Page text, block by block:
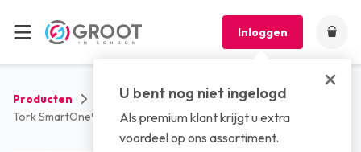
Inloggen
U bent nog niet ingelogd
Als premium klant krijgt u extra
voordeel op ons assortiment.
Producten Sanitaire artikelen
Toiletpapier
Tork SmartOne® Toiletpapier, 2-laags, wit, 207mtr/13,4cm